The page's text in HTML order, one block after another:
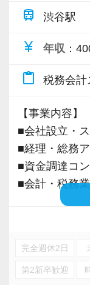
件を担当させ
現在は、税理
す。
はすぐ聞ける
経験と知識を
在、後輩の手
に頑張ってい
会社の良いと
チームで動い
ったことの相
当も充実。
税務能力検定
る「合格手当
年（10万円
詳しくはこち
【成長のため
す】
仕事をする上
より多くの「
けるために「
・小規模法人
・相続税申告
３年目：
事
・中堅企業の
サポート
・相続税申告
業務をサポー
として、クラ
＜何故、残業
て、
・事務処理作
・特定の人に
散）
を徹底してい
・・・しかし
表が残業嫌い
そのほか、個
告書類のチェ
こんな働き方
また、「子育
ただきます！
【求めている
▼家事育児と
▼税理士法人
キルを活かし
▼向上心があ
train 渋谷駅
currency_yen 年収 ：
content_paste 税務会計
【事業内容】
■会社設立・
■経理・総務
■資金調達コ
■会計・税務
完全週休2日
第2新卒歓迎